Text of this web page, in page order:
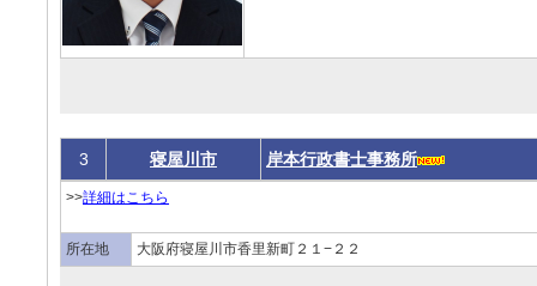
3 寝屋川市 岸本行政書士事務所
>>詳細はこちら
所在地 大阪府寝屋川市香里新町２１−２２